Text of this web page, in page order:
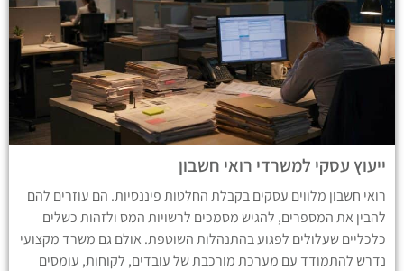
ייעוץ עסקי למשרדי רואי חשבון
רואי חשבון מלווים עסקים בקבלת החלטות פיננסיות. הם עוזרים להם
להבין את המספרים, להגיש מסמכים לרשויות המס ולזהות כשלים
כלכליים שעלולים לפגוע בהתנהלות השוטפת. אולם גם משרד מקצועי
נדרש להתמודד עם מערכת מורכבת של עובדים, לקוחות, עומסים